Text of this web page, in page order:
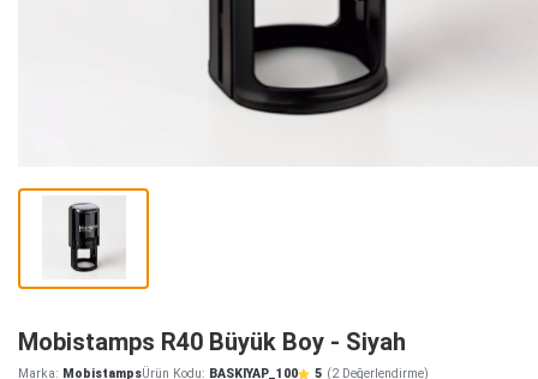
Mobistamps R40 Büyük Boy - Siyah
Marka: MobistampsÜrün Kodu: BASKIYAP_100 5 (2 Değerlendirme)